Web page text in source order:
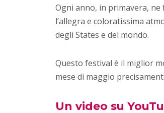
Ogni anno, in primavera,
l’allegra e coloratissima
degli States e del mondo.
Questo festival è il miglior
mese di maggio
Un video su